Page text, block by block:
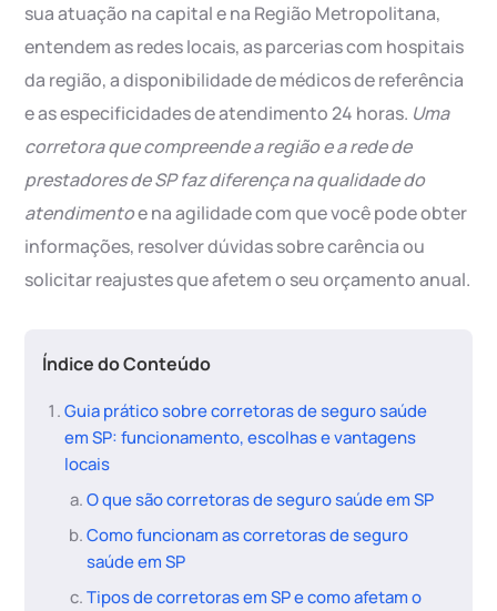
sua atuação na capital e na Região Metropolitana,
entendem as redes locais, as parcerias com hospitais
da região, a disponibilidade de médicos de referência
e as especificidades de atendimento 24 horas. Uma
corretora que compreende a região e a rede de
prestadores de SP faz diferença na qualidade do
atendimentoe na agilidade com que você pode obter
informações, resolver dúvidas sobre carência ou
solicitar reajustes que afetem o seu orçamento anual.
Índice do Conteúdo
Guia prático sobre corretoras de seguro saúde
em SP: funcionamento, escolhas e vantagens
locais
O que são corretoras de seguro saúde em SP
Como funcionam as corretoras de seguro
saúde em SP
Tipos de corretoras em SP e como afetam o